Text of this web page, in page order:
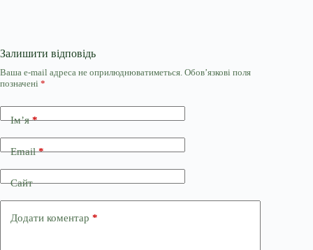
Залишити відповідь
Ваша e-mail адреса не оприлюднюватиметься. Обов’язкові поля
позначені *
Ім’я*
Email*
Сайт
Додати коментар *